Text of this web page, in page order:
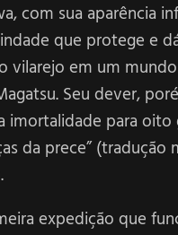
com sua aparência
que protege e
vilarejo em um
Seu dever,
imortalidade para
da prece”
expedição que